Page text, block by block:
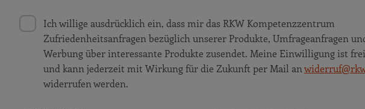
Ich willige ausdrücklich ein, dass mir das RKW Kompetenzzentrum
Zufriedenheitsanfragen bezüglich unserer Produkte, Umfrageanfragen
Werbung über interessante Produkte zusendet. Meine Einwilligung ist
und kann jederzeit mit Wirkung für die Zukunft per Mail an
widerrufen werden.